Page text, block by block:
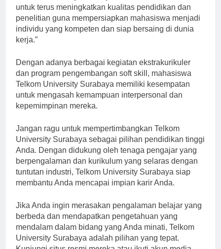
Telkom University Surabaya, “Kami berkomitmen
untuk terus meningkatkan kualitas pendidikan dan
penelitian guna mempersiapkan mahasiswa menjadi
individu yang kompeten dan siap bersaing di dunia
Dengan adanya berbagai kegiatan ekstrakurikuler
dan program pengembangan soft skill, mahasiswa
Telkom University Surabaya memiliki kesempatan
untuk mengasah kemampuan interpersonal dan
Jangan ragu untuk mempertimbangkan Telkom
University Surabaya sebagai pilihan pendidikan tinggi
Anda. Dengan didukung oleh tenaga pengajar yang
berpengalaman dan kurikulum yang selaras dengan
tuntutan industri, Telkom University Surabaya siap
Jika Anda ingin merasakan pengalaman belajar yang
berbeda dan mendapatkan pengetahuan yang
mendalam dalam bidang yang Anda minati, Telkom
University Surabaya adalah pilihan yang tepat.